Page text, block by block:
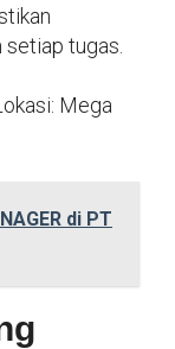
tugas.
Mega
di PT